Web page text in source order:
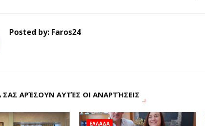
Posted by: Faros24
ΑΡΈΣΟΥΝ ΑΥΤΈΣ ΟΙ ΑΝΑΡΤΉΣΕΙΣ
ΕΛΛΑΔΑ